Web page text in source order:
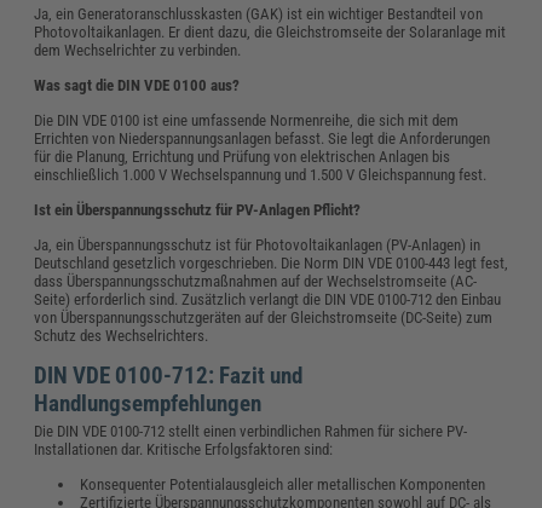
Ja, ein Generatoranschlusskasten (GAK) ist ein wichtiger Bestandteil von
Photovoltaikanlagen. Er dient dazu, die Gleichstromseite der Solaranlage mit
dem Wechselrichter zu verbinden.
Was sagt die DIN VDE 0100 aus?
Die DIN VDE 0100 ist eine umfassende Normenreihe, die sich mit dem
Errichten von Niederspannungsanlagen befasst. Sie legt die Anforderungen
für die Planung, Errichtung und Prüfung von elektrischen Anlagen bis
einschließlich 1.000 V Wechselspannung und 1.500 V Gleichspannung fest.
Ist ein Überspannungsschutz für PV-Anlagen Pflicht?
Ja, ein Überspannungsschutz ist für Photovoltaikanlagen (PV-Anlagen) in
Deutschland gesetzlich vorgeschrieben. Die Norm DIN VDE 0100-443 legt fest,
dass Überspannungsschutzmaßnahmen auf der Wechselstromseite (AC-
Seite) erforderlich sind. Zusätzlich verlangt die DIN VDE 0100-712 den Einbau
von Überspannungsschutzgeräten auf der Gleichstromseite (DC-Seite) zum
Schutz des Wechselrichters.
DIN VDE 0100-712: Fazit und
Handlungsempfehlungen
Die DIN VDE 0100-712 stellt einen verbindlichen Rahmen für sichere PV-
Installationen dar. Kritische Erfolgsfaktoren sind:
Konsequenter Potentialausgleich aller metallischen Komponenten
Zertifizierte Überspannungsschutzkomponenten sowohl auf DC- als